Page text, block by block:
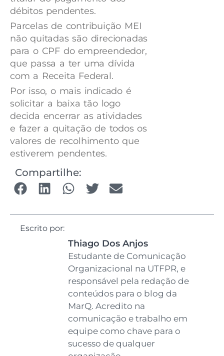
débitos pendentes.
Parcelas de contribuição MEI
não quitadas são direcionadas
para o CPF do empreendedor,
que passa a ter uma dívida
com a Receita Federal.
Por isso, o mais indicado é
solicitar a baixa tão logo
decida encerrar as atividades
e fazer a quitação de todos os
valores de recolhimento que
estiverem pendentes.
Compartilhe:
Escrito por:
Thiago Dos Anjos
Estudante de
Comunicação
Organizacional na
UTFPR, e responsável
pela redação de
conteúdos para o blog
da MarQ. Acredito na
comunicação e trabalho